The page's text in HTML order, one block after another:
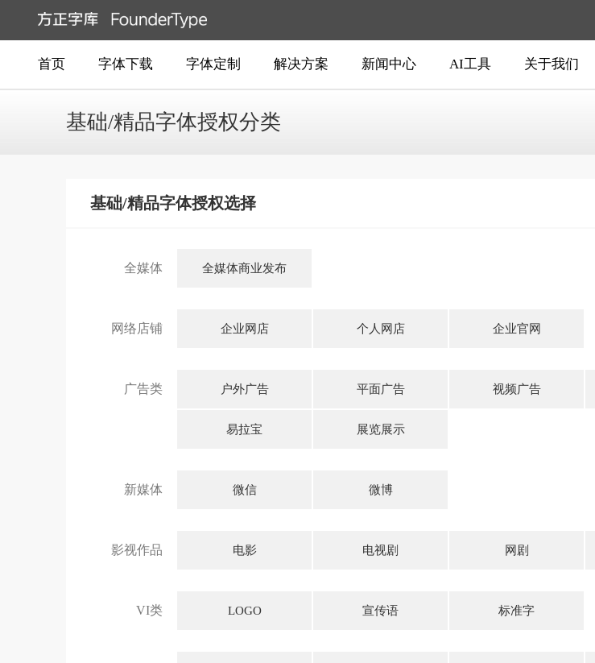
首页 字体下载 字体定制 解决方案 新闻中心 AI工具 关于我们
基础/精品字体授权分类
基础/精品字体授权选择
全媒体 全媒体商业发布
网络店铺 企业网店 个人网店 企业官网
广告类 户外广告 平面广告 视频广告
易拉宝 展览展示
新媒体 微信 微博
影视作品 电影 电视剧 网剧
VI类 LOGO 宣传语 标准字